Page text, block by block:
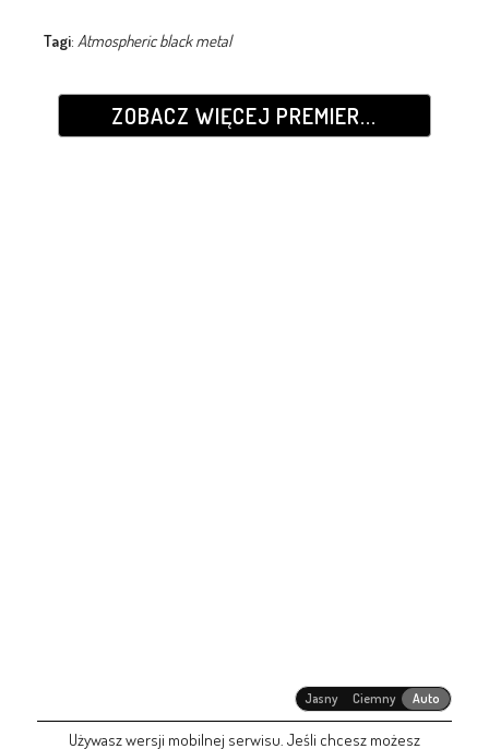
Tagi: Atmospheric black metal
ZOBACZ WIĘCEJ PREMIER...
Jasny Ciemny Auto
Używasz wersji mobilnej serwisu. Jeśli chcesz możesz